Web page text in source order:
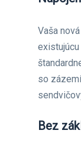
Vaša
so
Bez